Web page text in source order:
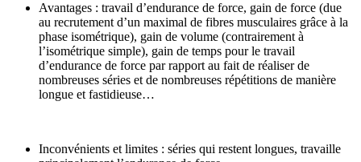
Avantages : travail d’endurance de force, gain de force (due
au recrutement d’un maximal de fibres musculaires grâce à la
phase isométrique), gain de volume (contrairement à
l’isométrique simple), gain de temps pour le travail
d’endurance de force par rapport au fait de réaliser de
nombreuses séries et de nombreuses répétitions de manière
longue et fastidieuse…
Inconvénients et limites : séries qui restent longues, travaille